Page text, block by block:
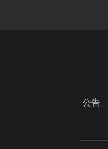
公告